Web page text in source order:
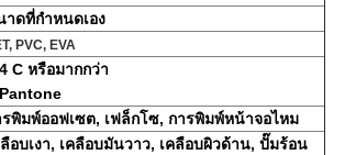
าดที่กำหนดเอง
PVC, EVA
C หรือมากกว่า
รพิมพ์ออฟเซต, เฟล็กโซ, การพิมพ์หน้าจอไหม
ลือบเงา, เคลือบมันวาว, เคลือบผิวด้าน, ปั๊มร้อน